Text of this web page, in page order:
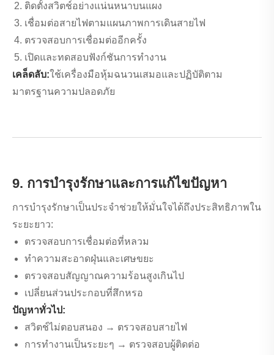
ติดตั้งสวิตช์อย่างแน่นหนาบนแผง
เชื่อมต่อสายไฟตามแผนภาพการเดินสายไฟ
ตรวจสอบการเชื่อมต่ออีกครั้ง
เปิดและทดสอบฟังก์ชันการทำงาน
เคล็ดลับ:ใช้เครื่องมือหุ้มฉนวนเสมอและปฏิบัติตาม
มาตรฐานความปลอดภัย
9. การบำรุงรักษาและการแก้ไขปัญหา
การบำรุงรักษาเป็นประจำช่วยให้มั่นใจได้ถึงประสิทธิภาพใน
ระยะยาว:
ตรวจสอบการเชื่อมต่อที่หลวม
ทำความสะอาดฝุ่นและเศษขยะ
ตรวจสอบสัญญาณความร้อนสูงเกินไป
เปลี่ยนส่วนประกอบที่สึกหรอ
ปัญหาทั่วไป:
สวิตช์ไม่ตอบสนอง → ตรวจสอบสายไฟ
การทำงานเป็นระยะๆ → ตรวจสอบผู้ติดต่อ